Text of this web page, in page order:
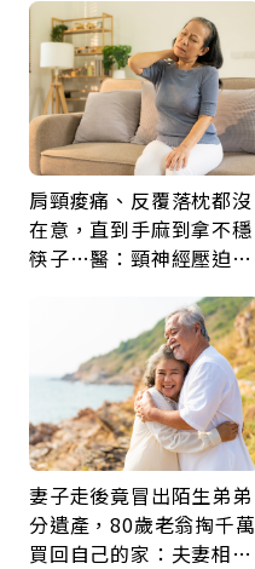
肩頸痠痛、反覆落枕都沒
在意，直到手麻到拿不穩
筷子…醫：頸神經壓迫上
妻子走後竟冒出陌生弟弟
分遺產，80歲老翁掏千萬
買回自己的家：夫妻相守